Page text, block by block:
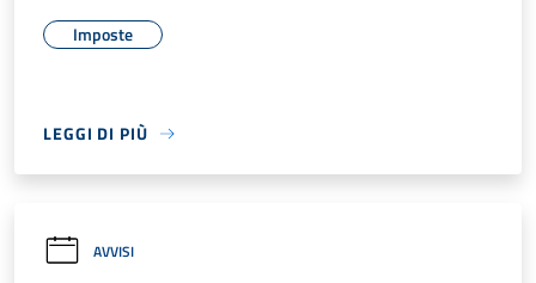
Imposte
LEGGI DI PIÙ
AVVISI